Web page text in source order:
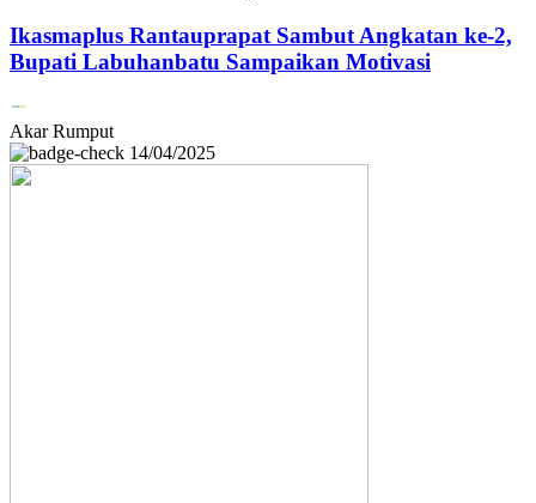
Ikasmaplus Rantauprapat Sambut Angkatan ke-2,
Bupati Labuhanbatu Sampaikan Motivasi
Akar Rumput
14/04/2025